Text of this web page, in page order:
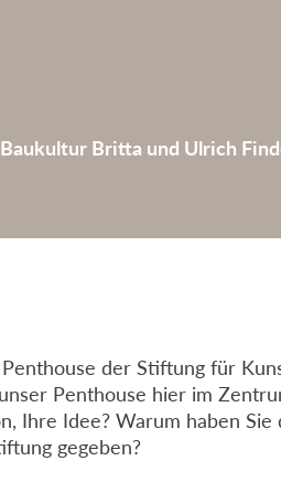
Britta und Ulrich
der Stiftung für
Penthouse hier im
Ihre Idee? Warum haben Sie
gegeben?